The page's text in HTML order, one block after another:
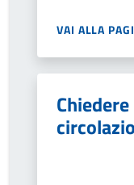
VAI ALLA